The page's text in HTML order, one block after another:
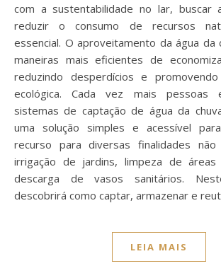
com a sustentabilidade no lar, buscar
reduzir o consumo de recursos
essencial. O aproveitamento da água da
maneiras mais eficientes de
reduzindo desperdícios e
ecológica. Cada vez mais pessoas
sistemas de captação de água da
uma solução simples e acessível
recurso para diversas finalidades
irrigação de jardins, limpeza de
descarga de vasos sanitários.
descobrirá como captar, armazenar e
LEIA MAIS